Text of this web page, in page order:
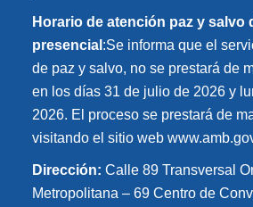
Horario de atención paz y salvo
presencial :Se informa que el
de paz y salvo, no se prestará de
en los días 31 de julio de 2026 y
2026. El proceso se prestará de
visitando el sitio web
Dirección: Calle 89 Transversal
Metropolitana – 69 Centro de